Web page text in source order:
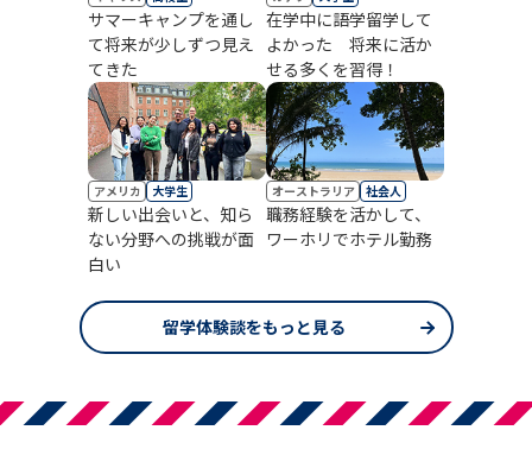
サマーキャンプを通し
て将来が少しずつ見え
てきた
在学中に語学留学して
よかった 将来に活か
せる多くを習得！
アメリカ 大学生
新しい出会いと、知ら
ない分野への挑戦が面
白い
オーストラリア 社会人
職務経験を活かして、
ワーホリでホテル勤務
留学体験談をもっと見る